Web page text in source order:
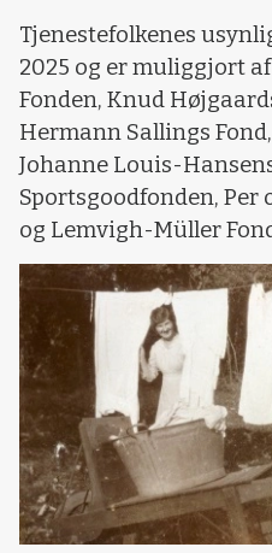
Tjenestefolkenes
2025 og er muliggjort
Fonden, Knud
Hermann Sallings
Johanne Louis-
Sportsgoodfonden, Per
og Lemvigh-Müller